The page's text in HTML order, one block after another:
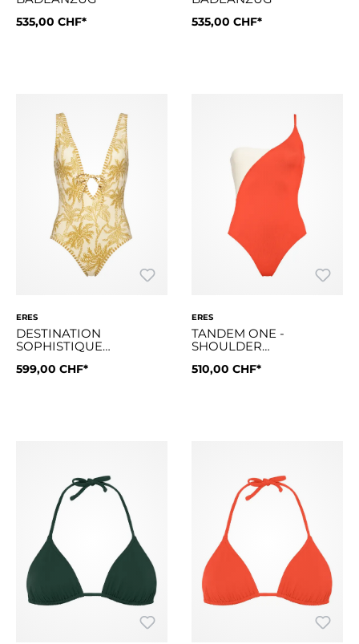
Der Badeanzug Dahabiya garantiert dank seiner
535,00 CHF* Der Badeanzug Dahabiya
535,00 CHF*
ERES
DESTINATION
SOPHISTIQUE
Dieser Badeanzug hat einen tiefen V-Ausschnitt, der durch
599,00 CHF*
ERES
TANDEM ONE -
SHOULDER
Der asymmetrische
510,00 CHF*